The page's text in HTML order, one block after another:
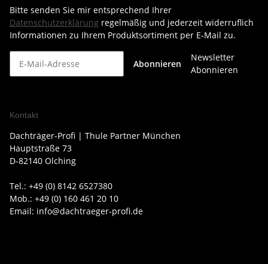
Bitte senden Sie mir entsprechend Ihrer
Datenschutzerklärung regelmäßig und jederzeit widerruflich
Informationen zu Ihrem Produktsortiment per E-Mail zu.
Abonnieren
Newsletter
Abonnieren
Kontakt
Dachträger-Profi | Thule Partner München
Hauptstraße 73
D-82140 Olching
Tel.: +49 (0) 8142 6527380
Mob.: +49 (0) 160 461 20 10
Email: info@dachtraeger-profi.de